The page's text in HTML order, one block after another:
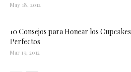
May 18, 2012
10 Consejos para Honear los Cupcakes
Perfectos
Mar 19, 2012